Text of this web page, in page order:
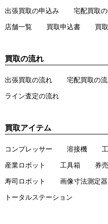
出張買取の申込み 宅配買取
店舗一覧 買取申込書 買
買取の流れ
出張買取の流れ 宅配買取の
ライン査定の流れ
買取アイテム
コンプレッサー 溶接機
産業ロボット 工具箱 券
寿司ロボット 画像寸法測定器
トータルステーション